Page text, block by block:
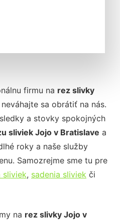
firmu na rez slivky
sa obrátiť na nás.
a stovky spokojných
sliviek Jojo v Bratislave a
roky a naše služby
Samozrejme sme tu pre
sliviek, sadenia sliviek či
na rez slivky Jojo v